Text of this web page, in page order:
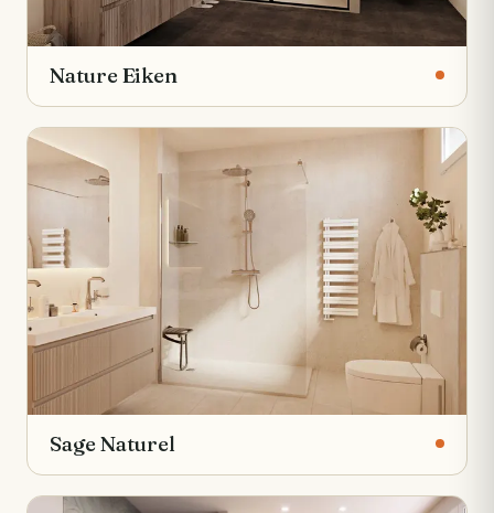
Nature Eiken
Sage Naturel